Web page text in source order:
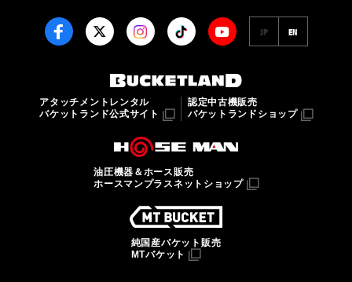
JP EN
アタッチメントレンタル
バケットランド公式サイト
認定中古機販売
バケットランドショップ
油圧機器＆ホース販売
ホースマンプラスネットショップ
純国産バケット販売
MTバケット